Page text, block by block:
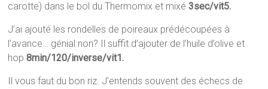
carotte) dans le bol du Thermomix et mixé3sec/vit5.
J’ai ajouté les rondelles de poireaux prédécoupées à
l’avance… génial non? Il suffit d’ajouter de l’huile d’olive et
hop8min/120/inverse/vit1.
Il vous faut du bon riz. J’entends souvent des échecs de